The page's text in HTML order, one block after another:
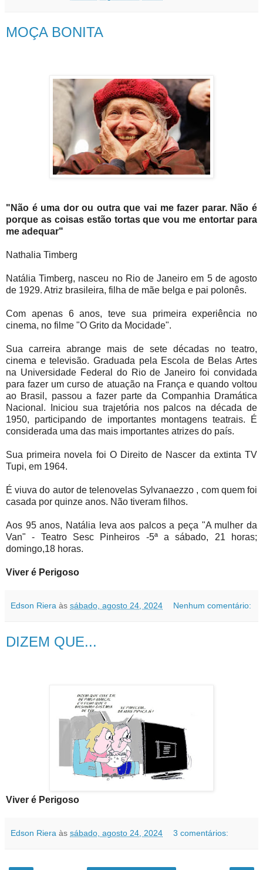
MOÇA BONITA
"Não é uma dor ou outra que vai me fazer parar. Não é
porque as coisas estão tortas que vou me entortar para
me adequar"
Nathalia Timberg
Natália Timberg, nasceu no Rio de Janeiro em 5 de agosto
de 1929. Atriz brasileira, filha de mãe belga e pai polonês.
Com apenas 6 anos, teve sua primeira experiência no
cinema, no filme "O Grito da Mocidade".
Sua carreira abrange mais de sete décadas no teatro,
cinema e televisão. Graduada pela Escola de Belas Artes
na Universidade Federal do Rio de Janeiro foi convidada
para fazer um curso de atuação na França e quando voltou
ao Brasil, passou a fazer parte da Companhia Dramática
Nacional. Iniciou sua trajetória nos palcos na década de
1950, participando de importantes montagens teatrais. É
considerada uma das mais importantes atrizes do país.
Sua primeira novela foi O Direito de Nascer da extinta TV
Tupi, em 1964.
É viuva do autor de telenovelas Sylvanaezzo , com quem foi
casada por quinze anos. Não tiveram filhos.
Aos 95 anos, Natália leva aos palcos a peça "A mulher da
Van" - Teatro Sesc Pinheiros -5ª a sábado, 21 horas;
domingo,18 horas.
Viver é Perigoso
Edson Riera às sábado, agosto 24, 2024 Nenhum comentário:
DIZEM QUE...
Viver é Perigoso
Edson Riera às sábado, agosto 24, 2024 3 comentários: